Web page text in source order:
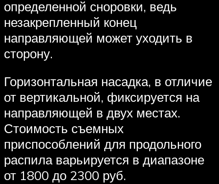
определенной сноровки, ведь
незакрепленный конец
направляющей может уходить в
сторону.
Горизонтальная насадка, в отличие
от вертикальной, фиксируется на
направляющей в двух местах.
Стоимость съемных
приспособлений для продольного
распила варьируется в диапазоне
от 1800 до 2300 руб.